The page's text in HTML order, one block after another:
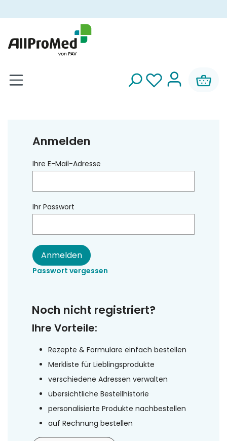
Anmelden
Ihre E-Mail-Adresse
Ihr Passwort
Anmelden
Passwort vergessen
Noch nicht registriert?
Ihre Vorteile:
Rezepte & Formulare einfach bestellen
Merkliste für Lieblingsprodukte
verschiedene Adressen verwalten
übersichtliche Bestellhistorie
personalisierte Produkte nachbestellen
auf Rechnung bestellen